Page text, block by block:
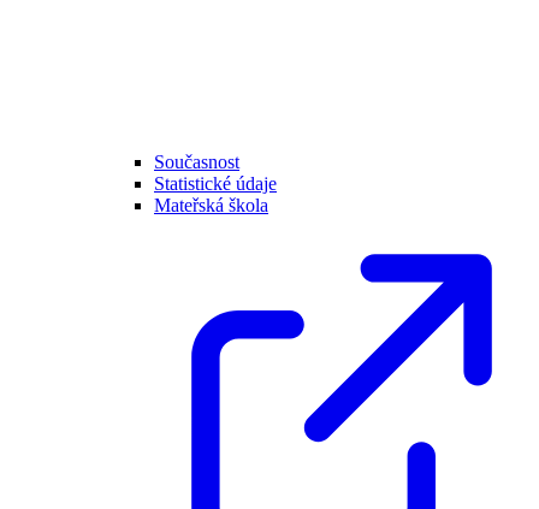
Současnost
Statistické údaje
Mateřská škola